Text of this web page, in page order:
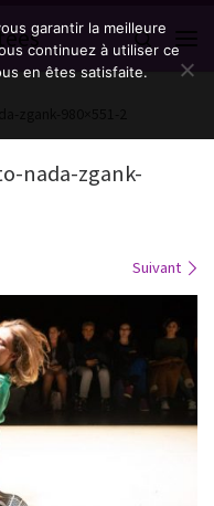
Search
zgank-980×551-2
nada-zgank-
Suivant
garantir la meilleure
continuez à utiliser ce
en êtes satisfaite.